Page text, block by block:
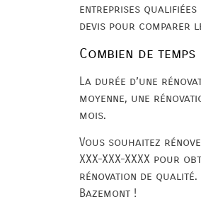
entreprises qualifiées
devis pour comparer
Combien de
La durée d’une
moyenne, une
mois.
Vous souhaitez
XXX-XXX-XXXX pour
rénovation de
Bazemont !